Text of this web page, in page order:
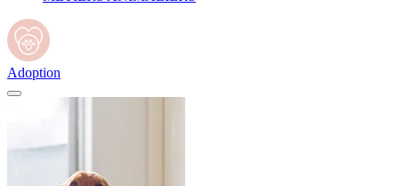
Adoption